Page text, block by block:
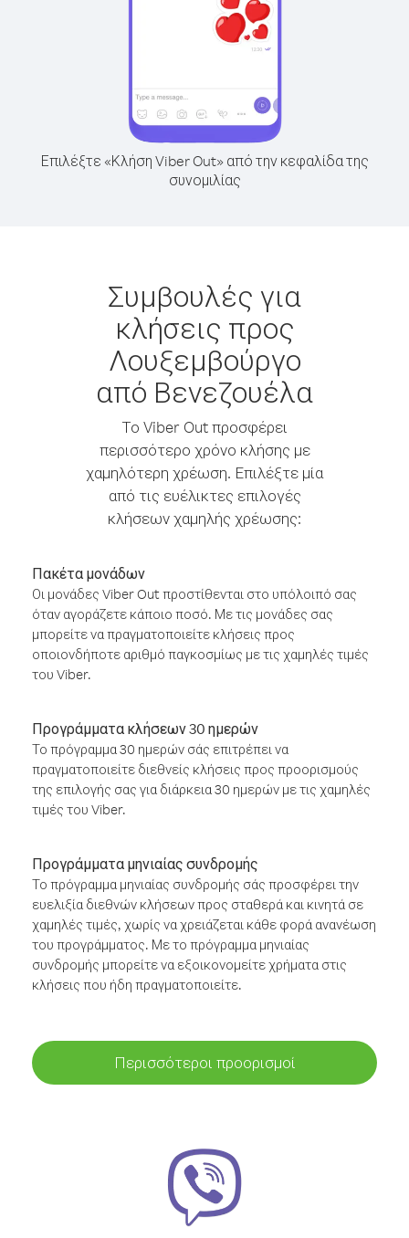
Επιλέξτε «Κλήση Viber Out» από την κεφαλίδα της
συνομιλίας
Συμβουλές για
κλήσεις προς
Λουξεμβούργο
από Βενεζουέλα
Το Viber Out προσφέρει
περισσότερο χρόνο κλήσης με
χαμηλότερη χρέωση. Επιλέξτε μία
από τις ευέλικτες επιλογές
κλήσεων χαμηλής χρέωσης:
Πακέτα μονάδων
Οι μονάδες Viber Out προστίθενται στο υπόλοιπό σας
όταν αγοράζετε κάποιο ποσό. Με τις μονάδες σας
μπορείτε να πραγματοποιείτε κλήσεις προς
οποιονδήποτε αριθμό παγκοσμίως με τις χαμηλές τιμές
του Viber.
Προγράμματα κλήσεων 30 ημερών
Το πρόγραμμα 30 ημερών σάς επιτρέπει να
πραγματοποιείτε διεθνείς κλήσεις προς προορισμούς
της επιλογής σας για διάρκεια 30 ημερών με τις χαμηλές
τιμές του Viber.
Προγράμματα μηνιαίας συνδρομής
Το πρόγραμμα μηνιαίας συνδρομής σάς προσφέρει την
ευελιξία διεθνών κλήσεων προς σταθερά και κινητά σε
χαμηλές τιμές, χωρίς να χρειάζεται κάθε φορά ανανέωση
του προγράμματος. Με το πρόγραμμα μηνιαίας
συνδρομής μπορείτε να εξοικονομείτε χρήματα στις
κλήσεις που ήδη πραγματοποιείτε.
Περισσότεροι προορισμοί